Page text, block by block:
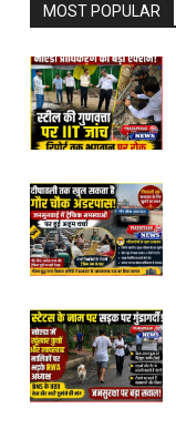
MOST POPULAR